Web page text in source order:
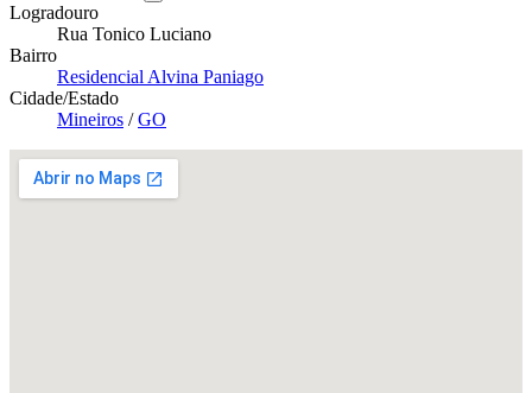
Logradouro
Rua Tonico Luciano
Bairro
Residencial Alvina Paniago
Cidade/Estado
Mineiros /GO